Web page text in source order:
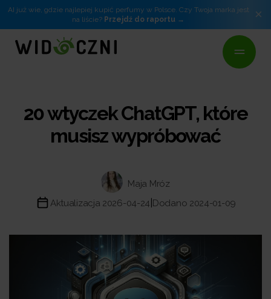
AI już wie, gdzie najlepiej kupić perfumy w Polsce. Czy Twoja marka jest
na liście? Przejdź do raportu ×
20 wtyczek ChatGPT, które
musisz wypróbować
Maja Mróz
Aktualizacja 2026-04-24 Dodano 2024-01-09